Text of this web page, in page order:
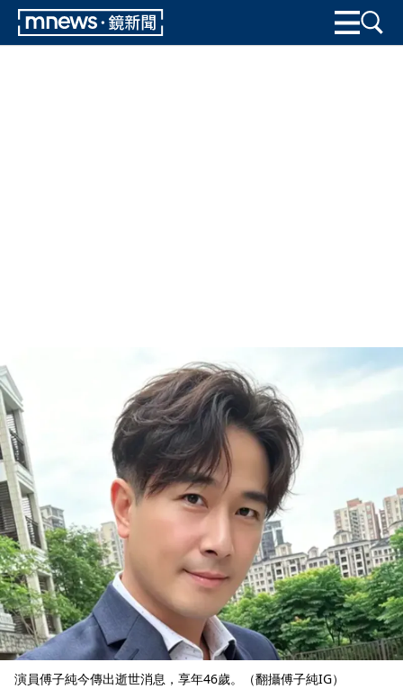
演員傅子純今傳出逝世消息，享年46歲。（翻攝傅子純IG）